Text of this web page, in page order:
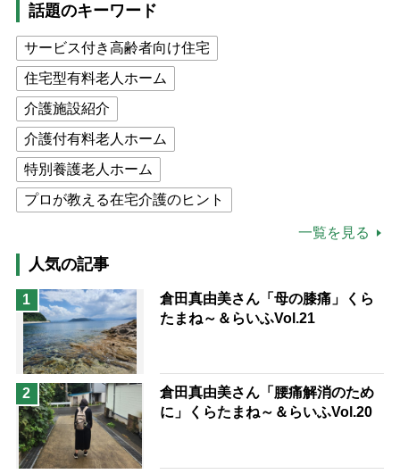
話題のキーワード
サービス付き高齢者向け住宅
住宅型有料老人ホーム
介護施設紹介
介護付有料老人ホーム
特別養護老人ホーム
プロが教える在宅介護のヒント
高木ブー
ケアマネジャー
猫が母になつきません
息子の遠距離介護サバイバル術
兄がボケました
予防法
一覧を見る
人気の記事
1
倉田真由美さん「母の膝痛」くら
たまね～＆らいふVol.21
2
倉田真由美さん「腰痛解消のため
に」くらたまね～＆らいふVol.20